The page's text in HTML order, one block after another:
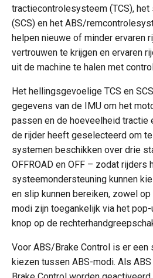
tractiecontrolesysteem (TCS),
(SCS) en het ABS/
helpen nieuwe of minder ervaren
vertrouwen te krijgen en ervaren
uit de machine te halen met
Het hellingsgevoelige TCS en
gegevens van de IMU om het
passen en de hoeveelheid tractie
de rijder heeft geselecteerd om
systemen beschikken over drie
OFFROAD en OFF – zodat rijders
systeemondersteuning kunnen
en slip kunnen bereiken, zowel
modi zijn toegankelijk via het
knop op de
Voor ABS/Brake Control is er een
kiezen tussen ABS-modi. Als